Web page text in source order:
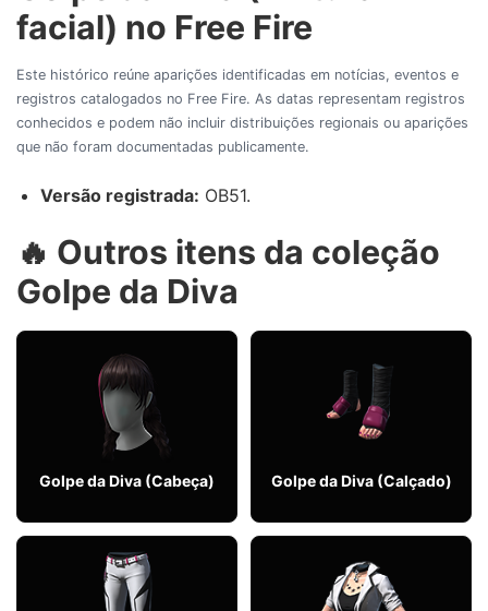
facial) no Free Fire
Este histórico reúne aparições identificadas em notícias, eventos e
registros catalogados no Free Fire. As datas representam registros
conhecidos e podem não incluir distribuições regionais ou aparições
que não foram documentadas publicamente.
Versão registrada: OB51.
🔥 Outros itens da coleção
Golpe da Diva
Golpe da Diva (Cabeça) Golpe da Diva (Calçado)